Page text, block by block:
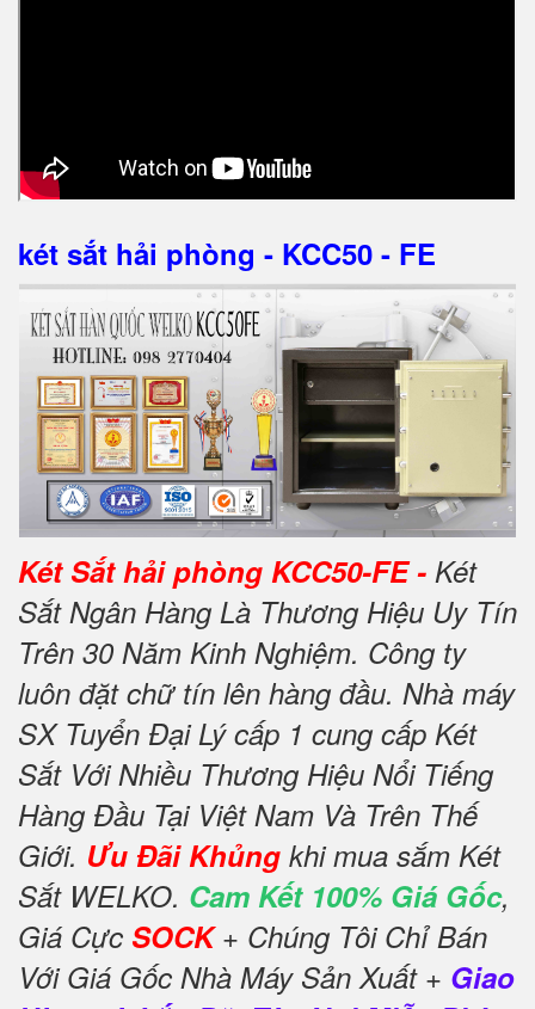
két sắt hải phòng - KCC50 - FE
Két Sắt hải phòng KCC50-FE - Két
Sắt Ngân Hàng Là Thương Hiệu Uy Tín
Trên 30 Năm Kinh Nghiệm. Công ty
luôn đặt chữ tín lên hàng đầu. Nhà máy
SX Tuyển Đại Lý cấp 1 cung cấp Két
Sắt Với Nhiều Thương Hiệu Nổi Tiếng
Hàng Đầu Tại Việt Nam Và Trên Thế
Giới. Ưu Đãi Khủng khi mua sắm Két
Sắt WELKO. Cam Kết 100% Giá Gốc,
Giá Cực SOCK+ Chúng Tôi Chỉ Bán
Với Giá Gốc Nhà Máy Sản Xuất + Giao